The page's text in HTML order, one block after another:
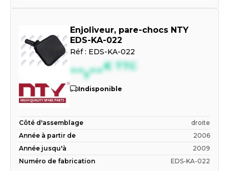
Enjoliveur, pare-chocs NTY
EDS-KA-022
Réf : EDS-KA-022
--,--€ TTC
Indisponible
Côté d'assemblage
droite
Année à partir de
2006
Année jusqu'à
2009
Numéro de fabrication
EDS-KA-022